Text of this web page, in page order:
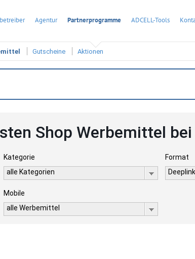
Agentur Partnerprogramme ADCELL-Tools
Gutscheine Aktionen
Shop Werbemittel bei
Kategorie
alle Kategorien
Format
Mobile
alle Werbemittel